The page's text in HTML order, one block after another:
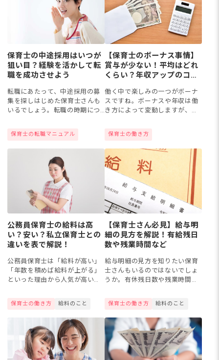
保育士の中途採用はいつが
狙い目？経験を活かして転
職を成功させよう
転職にあたって、中途採用の募
集を探しはじめた保育士さんも
いるでしょう。転職の時期につ
ていませんか？実は、保育士さ
んの中途採用にはベストな時期
保育士の転職マニュアル
【保育士のボーナス事情】
賞与が少ない！平均はどれ
くらい？年収アップのコツ
働く中で楽しみの一つがボーナ
スですね。ボーナスや年収は働
き方によって変動しますが、予
らませていたにもかかわらず、
少ない額に驚いた、という保育
士さ...
保育士の働き方
公務員保育士の給料は高
い？安い？私立保育士との
違いを表で解説！
公務員保育士は「給料が高い」
「年数を積めば給料が上がる」
といった理由から人気が高いと
異なるのか知らない方もいるの
ではないでしょうか。今回は、
保育士の働き方 給料のこと
【保育士さん必見】給与明
細の見方を解説！有給残日
数や残業時間など
給与明細の見方を知りたい保育
士さんもいるのではないでしょ
うか。有休残日数や残業時間の
るとよいですね。今回は保育士
の給与明細について、「勤怠」
「支...
保育士の働き方 給料のこと